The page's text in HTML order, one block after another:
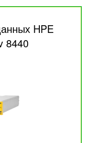
HPE
8440